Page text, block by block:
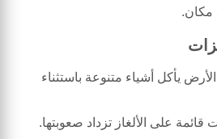
مكان.
يأكل أشياء متنوعة باستثناء
على الألغاز تزداد صعوبتها.